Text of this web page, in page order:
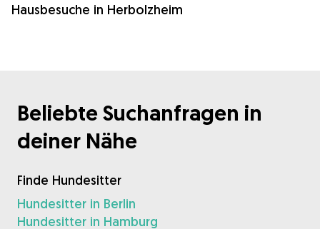
Hausbesuche in Herbolzheim
Beliebte Suchanfragen in
deiner Nähe
Finde Hundesitter
Hundesitter in Berlin
Hundesitter in Hamburg